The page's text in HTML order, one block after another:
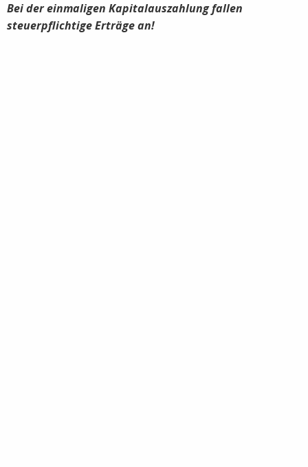
Bei der einmaligen Kapitalauszahlung fallen
steuerpflichtige Erträge an!